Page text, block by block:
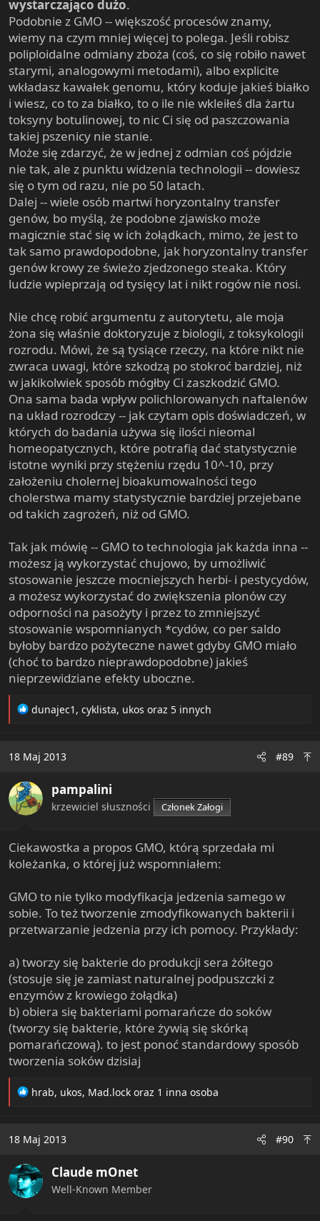
wystarczająco dużo.
Podobnie z GMO -- większość procesów znamy,
wiemy na czym mniej więcej to polega. Jeśli robisz
poliploidalne odmiany zboża (coś, co się robiło nawet
starymi, analogowymi metodami), albo explicite
wkładasz kawałek genomu, który koduje jakieś białko
i wiesz, co to za białko, to o ile nie wkleiłeś dla żartu
toksyny botulinowej, to nic Ci się od paszczowania
takiej pszenicy nie stanie.
Może się zdarzyć, że w jednej z odmian coś pójdzie
nie tak, ale z punktu widzenia technologii -- dowiesz
się o tym od razu, nie po 50 latach.
Dalej -- wiele osób martwi horyzontalny transfer
genów, bo myślą, że podobne zjawisko może
magicznie stać się w ich żołądkach, mimo, że jest to
tak samo prawdopodobne, jak horyzontalny transfer
genów krowy ze świeżo zjedzonego steaka. Który
ludzie wpieprzają od tysięcy lat i nikt rogów nie nosi.
Nie chcę robić argumentu z autorytetu, ale moja
żona się właśnie doktoryzuje z biologii, z toksykologii
rozrodu. Mówi, że są tysiące rzeczy, na które nikt nie
zwraca uwagi, które szkodzą po stokroć bardziej, niż
w jakikolwiek sposób mógłby Ci zaszkodzić GMO.
Ona sama bada wpływ polichlorowanych naftalenów
na układ rozrodczy -- jak czytam opis doświadczeń, w
których do badania używa się ilości nieomal
homeopatycznych, które potrafią dać statystycznie
istotne wyniki przy stężeniu rzędu 10^-10, przy
założeniu cholernej bioakumowalności tego
cholerstwa mamy statystycznie bardziej przejebane
od takich zagrożeń, niż od GMO.
Tak jak mówię -- GMO to technologia jak każda inna --
możesz ją wykorzystać chujowo, by umożliwić
stosowanie jeszcze mocniejszych herbi- i pestycydów,
a możesz wykorzystać do zwiększenia plonów czy
odporności na pasożyty i przez to zmniejszyć
stosowanie wspomnianych *cydów, co per saldo
byłoby bardzo pożyteczne nawet gdyby GMO miało
(choć to bardzo nieprawdopodobne) jakieś
nieprzewidziane efekty uboczne.
R
t
o
n
s
dunajec1 , cyklista, ukos oraz 5 innych
18 Maj 2013 #89
pampalini
krzewiciel słuszności Członek Załogi
Ciekawostka a propos GMO, którą sprzedała mi
koleżanka, o której już wspomniałem:
GMO to nie tylko modyfikacja jedzenia samego w
sobie. To też tworzenie zmodyfikowanych bakterii i
przetwarzanie jedzenia przy ich pomocy. Przykłady:
a) tworzy się bakterie do produkcji sera żółtego
(stosuje się je zamiast naturalnej podpuszczki z
enzymów z krowiego żołądka)
b) obiera się bakteriami pomarańcze do soków
(tworzy się bakterie, które żywią się skórką
pomarańczową). to jest ponoć standardowy sposób
tworzenia soków dzisiaj
R
t
o
n
s
hrab, ukos, Mad.lock oraz 1 inna osoba
18 Maj 2013 #90
Claude mOnet
Well-Known Member